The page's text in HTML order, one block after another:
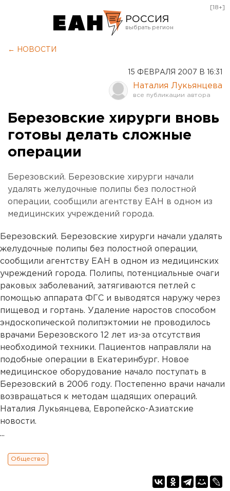
РОССИЯ
Оренбург
[18+]
← НОВОСТИ
15 ФЕВРАЛЯ 2007 В 16:31
Наталия Лукьянцева
Березовские хирурги вновь
готовы делать сложные
операции
Березовский. Березовские хирурги начали
удалять желудочные полипы без полостной
операции, сообщили агентству ЕАН в одном из
медицинских учреждений города.
Березовский. Березовские хирурги начали удалять
желудочные полипы без полостной операции,
сообщили агентству ЕАН в одном из медицинских
учреждений города. Полипы, потенциальные очаги
раковых заболеваний, затягиваются петлей с
помощью аппарата ФГС и выводятся наружу через
пищевод и гортань. Удаление наростов способом
эндоскопической полипэктомии не проводилось
врачами Березовского 12 лет из-за отсутствия
необходимой техники. Пациентов направляли на
подобные операции в Екатеринбург. Новое
медицинское оборудование начало поступать в
Березовский в 2006 году. Постепенно врачи начали
возвращаться к методам щадящих операций.
Наталия Лукьянцева, Европейско-Азиатские
новости.
...
Общество